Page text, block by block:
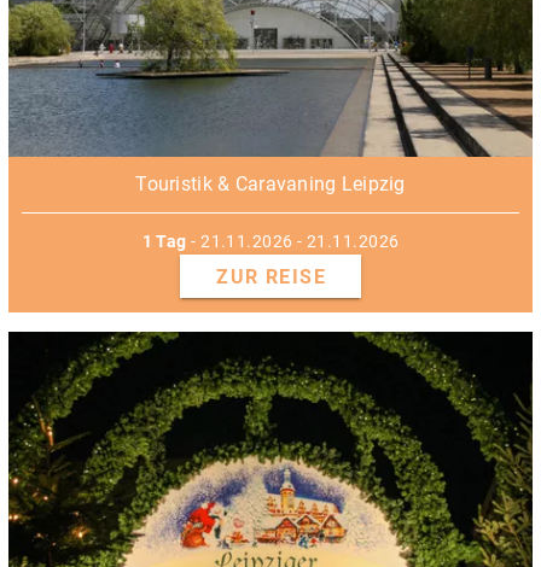
Touristik & Caravaning Leipzig
1 Tag - 21.11.2026 - 21.11.2026
ZUR REISE